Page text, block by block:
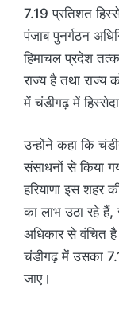
7.19 प्रतिशत
पंजाब पुनर्गठन
हिमाचल प्रदेश
राज्य है तथा राज्य
में चंडीगढ़ में
उन्होंने कहा कि
संसाधनों से किया
हरियाणा इस शहर
का लाभ उठा रहे
अधिकार से वंचित
चंडीगढ़ में उसका
जाए।